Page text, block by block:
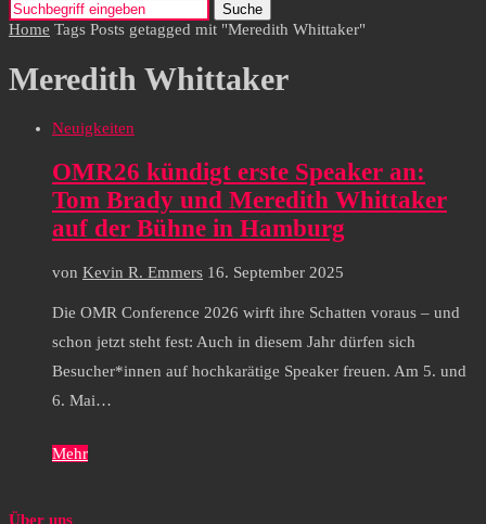
Suche
Home Tags Posts getagged mit "Meredith Whittaker"
Meredith Whittaker
Neuigkeiten
OMR26 kündigt erste Speaker an:
Tom Brady und Meredith Whittaker
auf der Bühne in Hamburg
von Kevin R. Emmers 16. September 2025
Die OMR Conference 2026 wirft ihre Schatten voraus – und
schon jetzt steht fest: Auch in diesem Jahr dürfen sich
Besucher*innen auf hochkarätige Speaker freuen. Am 5. und
6. Mai…
Mehr
Über uns